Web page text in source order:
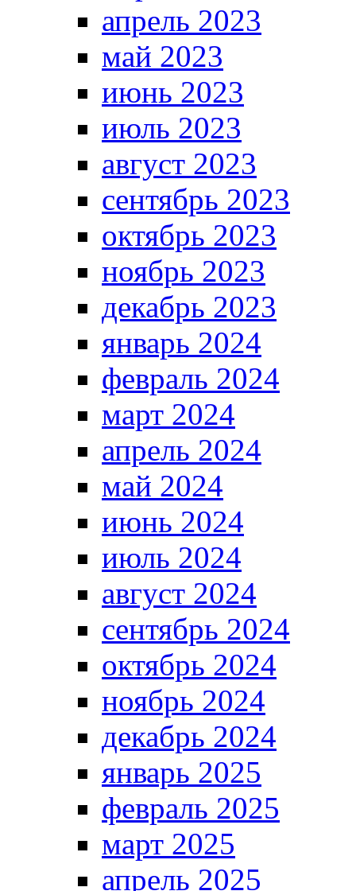
апрель 2023
май 2023
июнь 2023
июль 2023
август 2023
сентябрь 2023
октябрь 2023
ноябрь 2023
декабрь 2023
январь 2024
февраль 2024
март 2024
апрель 2024
май 2024
июнь 2024
июль 2024
август 2024
сентябрь 2024
октябрь 2024
ноябрь 2024
декабрь 2024
январь 2025
февраль 2025
март 2025
апрель 2025